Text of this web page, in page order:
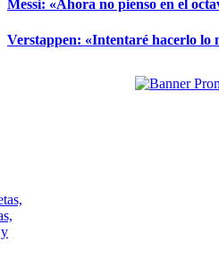
Messi: «Ahora no pienso en el
Verstappen: «Intentaré hacerlo lo